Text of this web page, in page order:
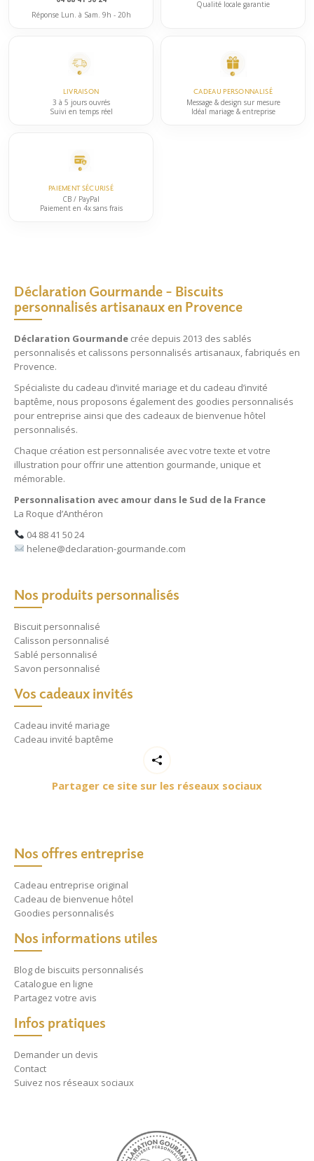
du
produit
Réponse Lun. à Sam. 9h - 20h
Qualité locale garantie
LIVRAISON
3 à 5 jours ouvrés
Suivi en temps réel
CADEAU PERSONNALISÉ
Message & design sur mesure
Idéal mariage & entreprise
PAIEMENT SÉCURISÉ
CB / PayPal
Paiement en 4x sans frais
Déclaration Gourmande – Biscuits
personnalisés artisanaux en Provence
Déclaration Gourmande crée depuis 2013 des sablés
personnalisés et calissons personnalisés artisanaux, fabriqués en
Provence.
Spécialiste du cadeau d’invité mariage et du cadeau d’invité
baptême, nous proposons également des goodies personnalisés
pour entreprise ainsi que des cadeaux de bienvenue hôtel
personnalisés.
Chaque création est personnalisée avec votre texte et votre
illustration pour offrir une attention gourmande, unique et
mémorable.
Personnalisation avec amour dans le Sud de la France
La Roque d’Anthéron
04 88 41 50 24
helene@declaration-gourmande.com
Nos produits personnalisés
Biscuit personnalisé
Calisson personnalisé
Sablé personnalisé
Savon personnalisé
Vos cadeaux invités
Cadeau invité mariage
Cadeau invité baptême
Partager ce site sur les réseaux sociaux
Nos offres entreprise
Cadeau entreprise original
Cadeau de bienvenue hôtel
Goodies personnalisés
Nos informations utiles
Blog de biscuits personnalisés
Catalogue en ligne
Partagez votre avis
Infos pratiques
Demander un devis
Contact
Suivez nos réseaux sociaux